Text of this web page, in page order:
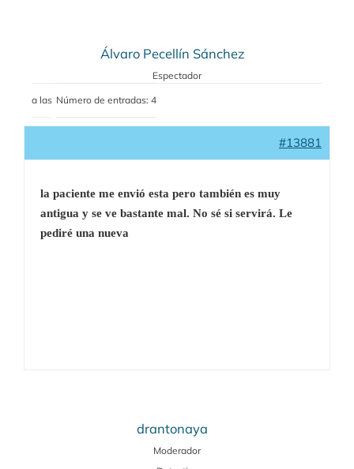
Álvaro Pecellín Sánchez
Espectador
a las Número de entradas: 4
#13881
la paciente me envió esta pero también es muy
antigua y se ve bastante mal. No sé si servirá. Le
pediré una nueva
drantonaya
Moderador